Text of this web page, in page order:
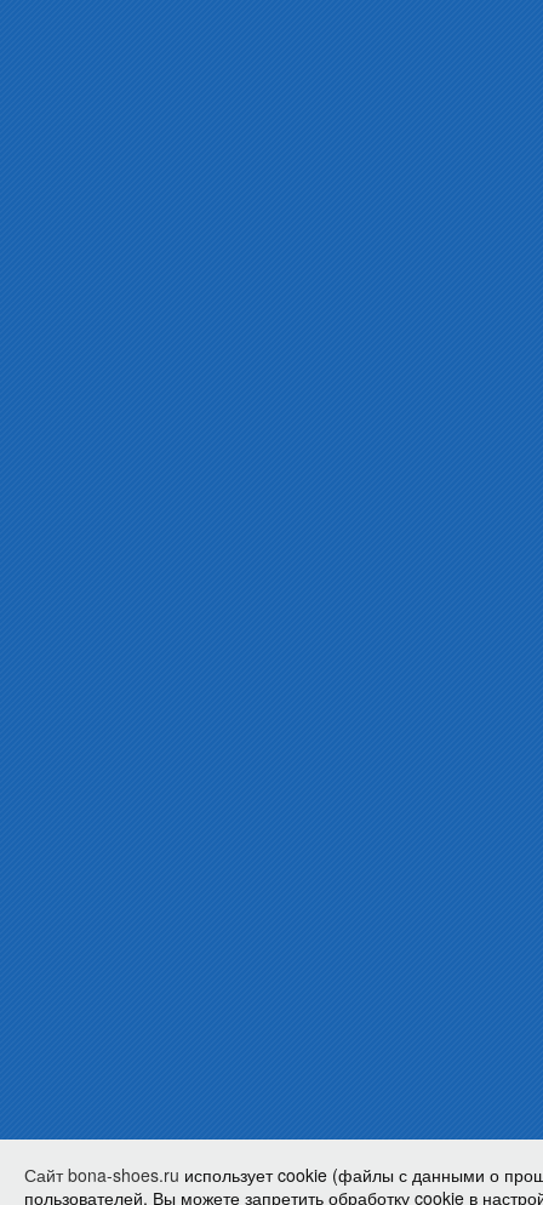
Сайт bona-shoes.ru использует cookie (файлы с данными о
пользователей. Вы можете запретить обработку cookie в